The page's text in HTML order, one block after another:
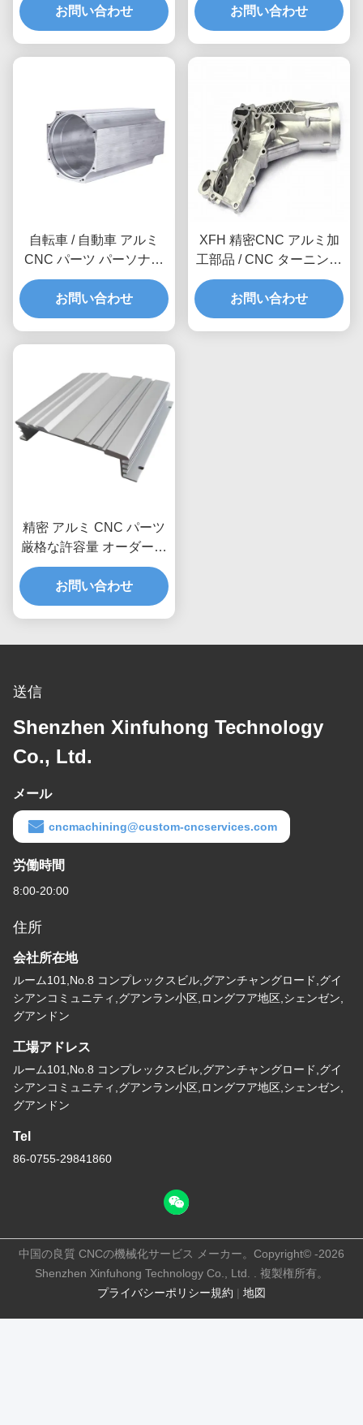
容量 0.1 - 0.001mm
お問い合わせ
工学 高品質のアルミ
CNC 部品
お問い合わせ
自転車 / 自動車 アルミ
CNC パーツ パーソナラ
イズされた 5 軸加工部品
お問い合わせ
XFH 精密CNC アルミ加
工部品 / CNC ターニング
フレーシングドリリング
ソリューション
お問い合わせ
精密 アルミ CNC パーツ
厳格な許容量 オーダーメ
イド加工された金属部品
お問い合わせ
送信
Shenzhen Xinfuhong Technology
Co., Ltd.
メール
cncmachining@custom-cncservices.com
労働時間
8:00-20:00
住所
会社所在地
ルーム101,No.8 コンプレックスビル,グアンチャングロード,グイ
シアンコミュニティ,グアンラン小区,ロングフア地区,シェンゼン,
グアンドン
工場アドレス
ルーム101,No.8 コンプレックスビル,グアンチャングロード,グイ
シアンコミュニティ,グアンラン小区,ロングフア地区,シェンゼン,
グアンドン
Tel
86-0755-29841860
プライバシーポリシー規約 | 地図
中国の良質 CNCの機械化サービス メーカー。Copyright© -2026
Shenzhen Xinfuhong Technology Co., Ltd. . 複製権所有。